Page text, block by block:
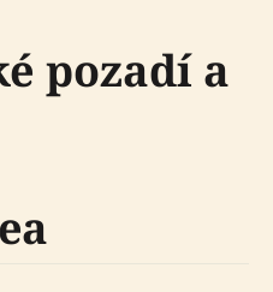
pozadí a